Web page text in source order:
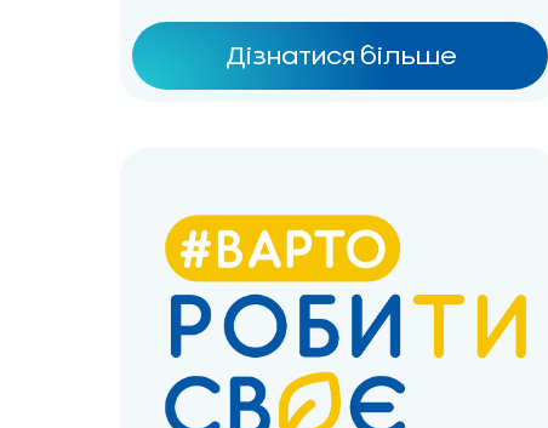
директорка благодійного фонду «МХП
— Громаді» Тетяна Волочай. З якою
Дізнатися більше